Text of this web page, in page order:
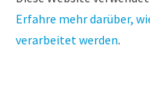
Erfahre mehr darüber,
verarbeitet werden.